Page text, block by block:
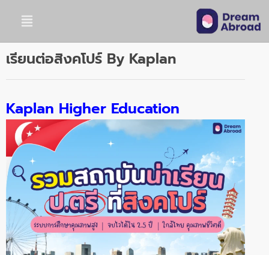
เรียนต่อสิงคโปร์ By Kaplan
Kaplan Higher Education